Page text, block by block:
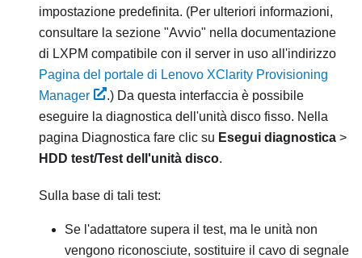
impostazione predefinita. (Per ulteriori informazioni,
consultare la sezione "Avvio" nella documentazione
di LXPM compatibile con il server in uso all'indirizzo
Pagina del portale di Lenovo XClarity Provisioning
Manager
.)Da questa interfaccia è possibile
eseguire la diagnostica dell'unità disco fisso. Nella
pagina Diagnostica fare clic su Esegui diagnostica >
HDD test/Test dell'unità disco.
Sulla base di tali test:
Se l'adattatore supera il test, ma le unità non
vengono riconosciute, sostituire il cavo di segnale